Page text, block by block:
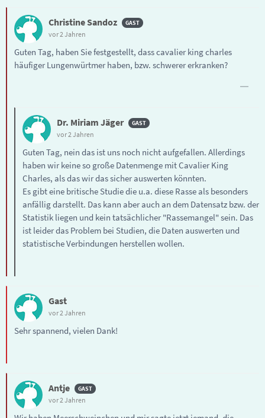
Christine Sandoz
vor 2 Jahren
Guten Tag, haben Sie festgestellt, dass cavalier king charles
häufiger Lungenwürtmer haben, bzw. schwerer erkranken?
Dr. Miriam Jäger
vor 2 Jahren
Guten Tag, nein das ist uns noch nicht aufgefallen. Allerdings
haben wir keine so große Datenmenge mit Cavalier King
Charles, als das wir das sicher auswerten könnten.
Es gibt eine britische Studie die u.a. diese Rasse als besonders
anfällig darstellt. Das kann aber auch an dem Datensatz bzw. der
Statistik liegen und kein tatsächlicher "Rassemangel" sein. Das
ist leider das Problem bei Studien, die Daten auswerten und
statistische Verbindungen herstellen wollen.
Gast
vor 2 Jahren
Sehr spannend, vielen Dank!
Antje
vor 2 Jahren